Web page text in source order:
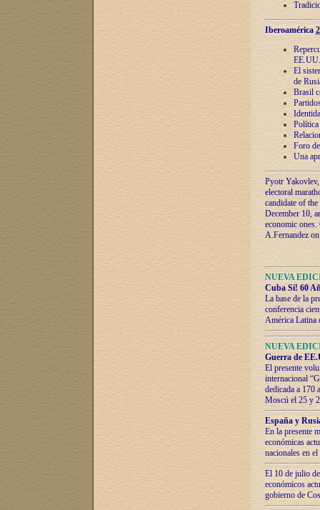
Iberoamérica
EE.UU.
El
de
Brasil
Política
Foro
Una
Pyotr
electoral
candidate of
December 10,
economic
A.Fernandez
NUEVA
Cuba Sí! 60
La base de la
conferencia
América Latina
NUEVA
Guerra de
El presente
internacional
dedicada a 170
Moscú el 25 y
España y
En la presente
económicas
nacionales en
El 10 de julio
económicos
gobierno de